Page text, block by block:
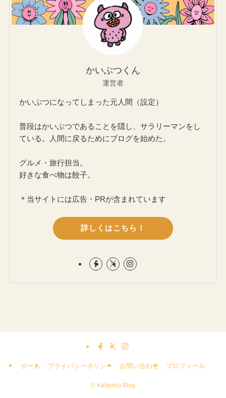
かいぶつくん
運営者
かいぶつになってしまった元人間（設定）
普段はかいぶつであることを隠し、サラリーマンをし
ている。人間に戻るためにブログを始めた。
グルメ・旅行担当。
好きな食べ物は餃子。
＊当サイトには広告・PRが含まれています
詳しくはこちら！
ホーム プライバシーポリシー お問い合わせ プロフィール
© Kaibutsu Blog